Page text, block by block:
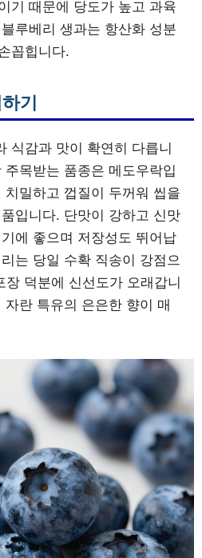
기 때문에 당도가 높고 과육
루베리 생과는 항산화 성분
꼽힙니다.
기
식감과 맛이 확연히 다릅니
목받는 품종은 메도우락입
밀하고 껍질이 두꺼워 씹을
입니다. 단맛이 강하고 신맛
에 좋으며 저장성도 뛰어납
는 당일 수확 직송이 강점으
덕분에 신선도가 오래갑니
란 특유의 은은한 향이 매